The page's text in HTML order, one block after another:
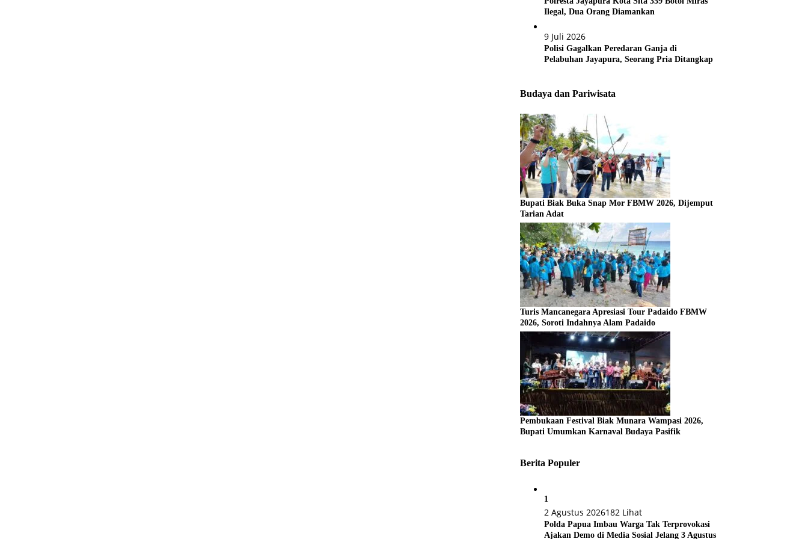
Ilegal, Dua Orang Diamankan
9 Juli 2026
Polisi Gagalkan Peredaran Ganja di
Pelabuhan Jayapura, Seorang Pria Ditangkap
Budaya dan Pariwisata
Bupati Biak Buka Snap Mor FBMW 2026, Dijemput
Tarian Adat
Turis Mancanegara Apresiasi Tour Padaido FBMW
2026, Soroti Indahnya Alam Padaido
Pembukaan Festival Biak Munara Wampasi 2026,
Bupati Umumkan Karnaval Budaya Pasifik
Berita Populer
1
2 Agustus 2026182 Lihat
Polda Papua Imbau Warga Tak Terprovokasi
Ajakan Demo di Media Sosial Jelang 3 Agustus